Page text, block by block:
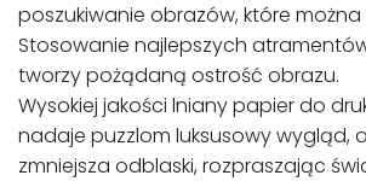
poszukiwanie obrazów, które można
Stosowanie najlepszych
tworzy pożądaną ostrość obrazu.
Wysokiej jakości lniany papier do
nadaje puzzlom luksusowy wygląd,
zmniejsza odblaski, rozpraszając